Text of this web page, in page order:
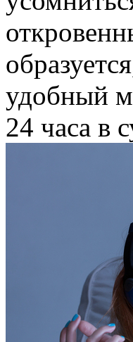
удобный
24 часа в